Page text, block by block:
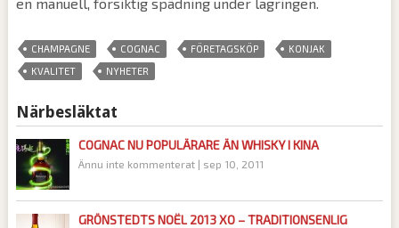
CHAMPAGNE COGNAC FÖRETAGSKÖP KONJAK
KVALITET NYHETER
Närbesläktat
COGNAC NU POPULÄRARE ÄN WHISKY I KINA
Ännu inte kommenterat| sep 10, 2011
GRÖNSTEDTS NOËL 2013 XO – TRADITIONSENLIG